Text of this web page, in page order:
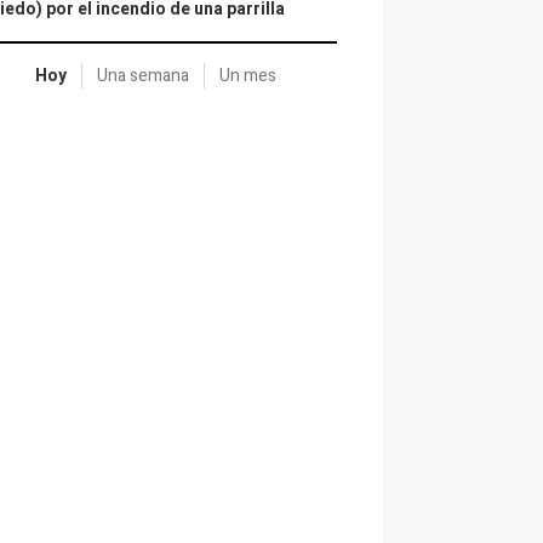
por el incendio de una parrilla
Hoy Una semana Un mes